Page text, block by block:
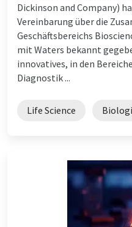
Dickinson and Company)
Vereinbarung über die
Geschäftsbereichs
mit Waters bekannt
innovatives, in den
Diagnostik ...
Life Science